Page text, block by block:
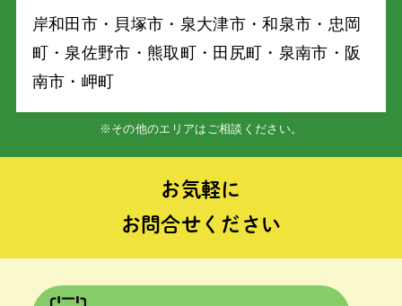
岸和⽥市・⾙塚市・泉⼤津市・和泉市・忠岡
町・泉佐野市・熊取町・⽥尻町・泉南市・阪
南市・岬町
※その他のエリアはご相談ください。
お気軽に
お問合せください